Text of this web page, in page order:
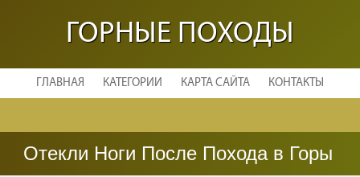
ГОРНЫЕ ПОХОДЫ
ГЛАВНАЯ КАТЕГОРИИ КАРТА САЙТА КОНТАКТЫ
Отекли Ноги После Похода в Горы